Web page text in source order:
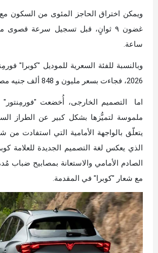
ويمكن اختراق الحاجز المئوى من السكون
ساعة.
وبالنسبة للفئة السعرية للموديل "كوبرا"
2026، فجاءت بسعر مليون و 848 ألف جنيه مصرى.
اما التصميم الخارجى، أُخضعت "فورمِنتور"
ملموسة لتميُّزها بشكل كبير عن الطراز
يتعلّق بالواجهة الأمامية التي استفادت من
الذي يعكس لغة التصميم الجديدة للعلامة
الصادم الأمامي والاستعانة بمصابيح ضباب
مع شعار "كوبرا" في المقدمة.